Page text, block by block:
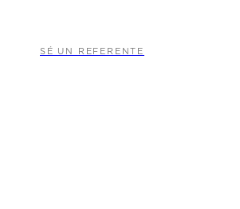
SÉ UN REFERENTE